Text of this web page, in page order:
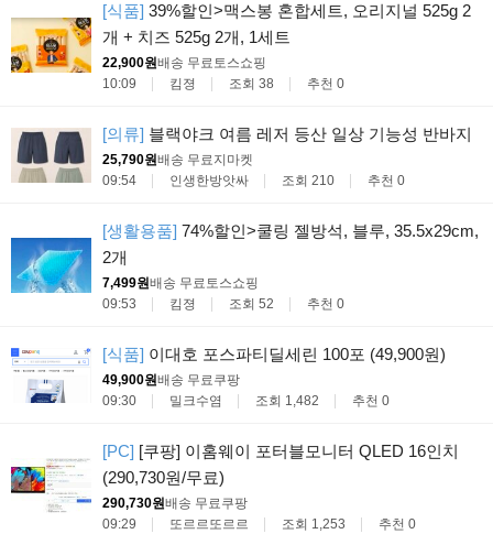
[식품] 39%할인>맥스봉 혼합세트, 오리지널 525g 2
개 + 치즈 525g 2개, 1세트
22,900원배송 무료토스쇼핑
10:09
킴졍 조회 38 추천 0
[의류] 블랙야크 여름 레저 등산 일상 기능성 반바지
25,790원배송 무료지마켓
09:54
인생한방앗싸 조회 210 추천 0
[생활용품] 74%할인>쿨링 젤방석, 블루, 35.5x29cm,
2개
7,499원배송 무료토스쇼핑
09:53
킴졍 조회 52 추천 0
[식품] 이대호 포스파티딜세린 100포 (49,900원)
49,900원배송 무료쿠팡
09:30
밀크수염 조회 1,482 추천 0
[PC] [쿠팡] 이홈웨이 포터블모니터 QLED 16인치
(290,730원/무료)
290,730원배송 무료쿠팡
09:29
또르르또르르 조회 1,253 추천 0